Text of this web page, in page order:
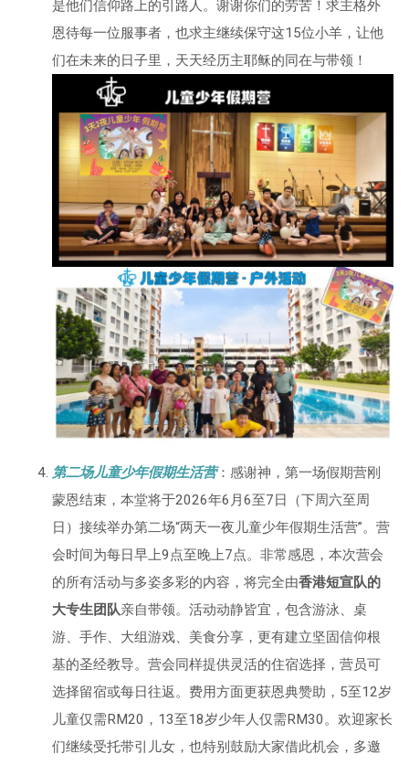
是他们信仰路上的引路人。谢谢你们的劳苦！求主格外
恩待每一位服事者，也求主继续保守这15位小羊，让他
们在未来的日子里，天天经历主耶稣的同在与带领！
第二场儿童少年假期生活营：感谢神，第一场假期营刚
蒙恩结束，本堂将于2026年6月6至7日（下周六至周
日）接续举办第二场“两天一夜儿童少年假期生活营”。营
会时间为每日早上9点至晚上7点。非常感恩，本次营会
的所有活动与多姿多彩的内容，将完全由香港短宣队的
大专生团队亲自带领。活动动静皆宜，包含游泳、桌
游、手作、大组游戏、美食分享，更有建立坚固信仰根
基的圣经教导。营会同样提供灵活的住宿选择，营员可
选择留宿或每日往返。费用方面更获恩典赞助，5至12岁
儿童仅需RM20，13至18岁少年人仅需RM30。欢迎家长
们继续受托带引儿女，也特别鼓励大家借此机会，多邀